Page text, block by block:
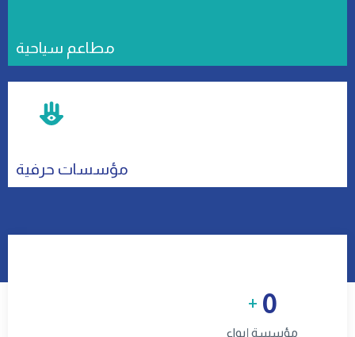
مطاعم سياحية
مؤسسات حرفية
0
+
مؤسسة إيواء